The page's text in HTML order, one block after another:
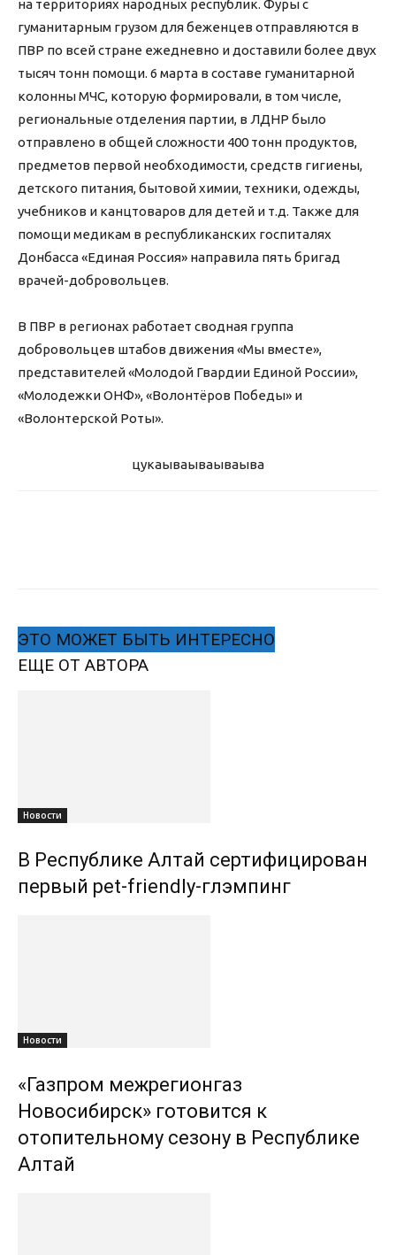
на территориях народных республик. Фуры с
гуманитарным грузом для беженцев отправляются в
ПВР по всей стране ежедневно и доставили более двух
тысяч тонн помощи. 6 марта в составе гуманитарной
колонны МЧС, которую формировали, в том числе,
региональные отделения партии, в ЛДНР было
отправлено в общей сложности 400 тонн продуктов,
предметов первой необходимости, средств гигиены,
детского питания, бытовой химии, техники, одежды,
учебников и канцтоваров для детей и т.д. Также для
помощи медикам в республиканских госпиталях
Донбасса «Единая Россия» направила пять бригад
врачей-добровольцев.
В ПВР в регионах работает сводная группа
добровольцев штабов движения «Мы вместе»,
представителей «Молодой Гвардии Единой России»,
«Молодежки ОНФ», «Волонтёров Победы» и
«Волонтерской Роты».
цукаываываываыва
ЭТО МОЖЕТ БЫТЬ ИНТЕРЕСНО
ЕЩЕ ОТ АВТОРА
Новости
В Республике Алтай сертифицирован
первый pet-friendly-глэмпинг
Новости
«Газпром межрегионгаз
Новосибирск» готовится к
отопительному сезону в Республике
Алтай